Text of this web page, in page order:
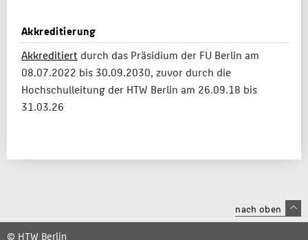
Akkreditierung
Akkreditiert durch das Präsidium der FU Berlin am
08.07.2022 bis 30.09.2030, zuvor durch die
Hochschulleitung der HTW Berlin am 26.09.18 bis
31.03.26
nach oben
© HTW Berlin